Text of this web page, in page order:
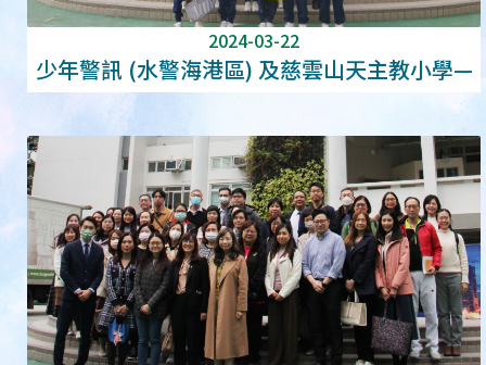
2024-03-22
少年警訊 (水警海港區) 及慈雲山天主教小學—
國情研學活動